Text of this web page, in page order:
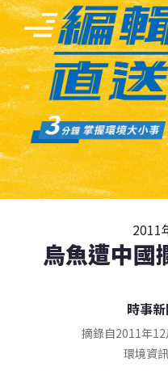
2011
烏魚遭中國
時事
摘錄自2011年
環境資